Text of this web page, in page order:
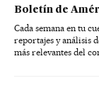
Boletín de
Cada semana en tu
reportajes y análisis
más relevantes del